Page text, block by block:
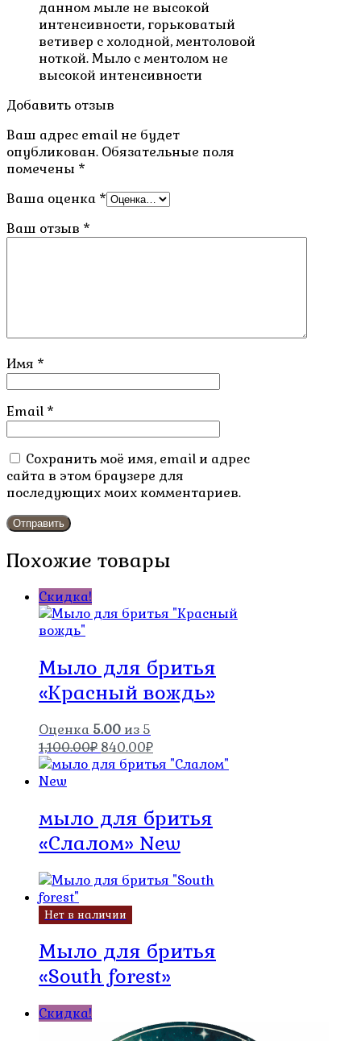
данном мыле не высокой
интенсивности, горьковатый
ветивер с холодной, ментоловой
ноткой. Мыло с ментолом не
высокой интенсивности
Добавить отзыв
Ваш адрес email не будет
опубликован. Обязательные поля
помечены *
Ваша оценка *
Ваш отзыв *
Имя *
Email *
Сохранить моё имя, email и адрес
сайта в этом браузере для
последующих моих комментариев.
Похожие товары
Скидка!
Мыло для бритья
«Красный вождь»
Оценка 5.00 из 5
1,100.00₽ Первоначальная
цена
840.00₽Текущая
цена:
мыло для бритья
«Слалом» New
Нет в наличии
Мыло для бритья
«South forest»
Скидка!